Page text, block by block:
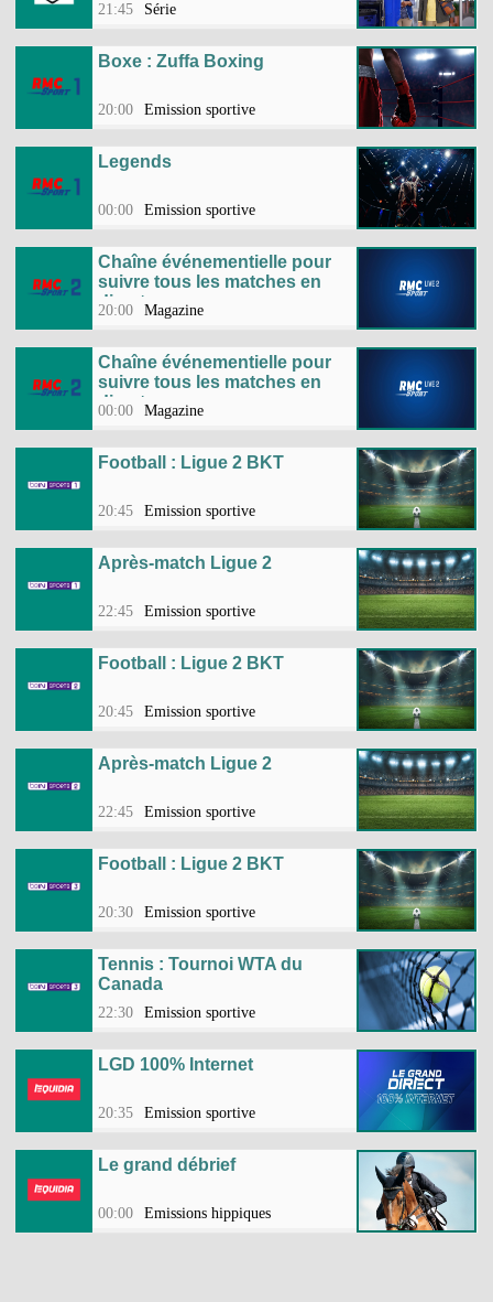
21:45 Série
Boxe : Zuffa Boxing
20:00 Emission sportive
Legends
00:00 Emission sportive
Chaîne événementielle pour
suivre tous les matches en
direct
20:00 Magazine
Chaîne événementielle pour
suivre tous les matches en
direct
00:00 Magazine
Football : Ligue 2 BKT
20:45 Emission sportive
Après-match Ligue 2
22:45 Emission sportive
Football : Ligue 2 BKT
20:45 Emission sportive
Après-match Ligue 2
22:45 Emission sportive
Football : Ligue 2 BKT
20:30 Emission sportive
Tennis : Tournoi WTA du
Canada
22:30 Emission sportive
LGD 100% Internet
20:35 Emission sportive
Le grand débrief
00:00 Emissions hippiques